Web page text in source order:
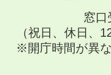
窓
（祝日、休日、
※開庁時間が異